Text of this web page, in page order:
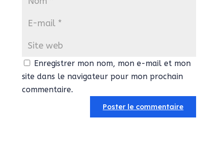
Enregistrer mon nom, mon e-mail et mon
site dans le navigateur pour mon prochain
commentaire.